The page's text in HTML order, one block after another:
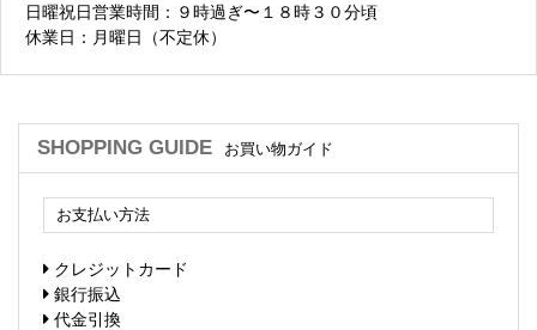
日曜祝日営業時間：９時過ぎ〜１８時３０分頃
休業日：月曜日（不定休）
SHOPPING GUIDE お買い物ガイド
お支払い方法
クレジットカード
銀行振込
代金引換